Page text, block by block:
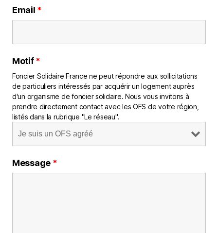
Email *
Motif*
Foncier Solidaire France ne peut répondre aux sollicitations
de particuliers intéressés par acquérir un logement auprès
d'un organisme de foncier solidaire. Nous vous invitons à
prendre directement contact avec les OFS de votre région,
listés dans la rubrique "Le réseau".
Message *